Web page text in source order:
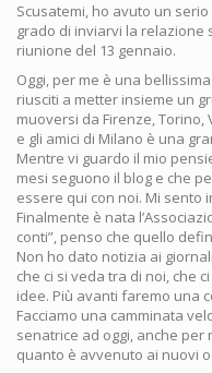
Scusatemi, ho avuto un
grado di inviarvi la relazione
riunione del 13 gennaio.
Oggi, per me è una
riusciti a metter insieme un
muoversi da Firenze, Torino,
e gli amici di Milano è una
Mentre vi guardo il mio
mesi seguono il blog e che
essere qui con noi. Mi sento
Finalmente è nata
conti”, penso che quello
Non ho dato notizia ai
che ci si veda tra di noi, che
idee. Più avanti faremo una
Facciamo una camminata
senatrice ad oggi, anche per
quanto è avvenuto ai nuovi